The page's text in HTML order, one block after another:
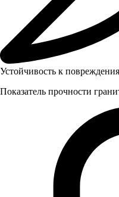
Устойчивость к
Показатель прочности